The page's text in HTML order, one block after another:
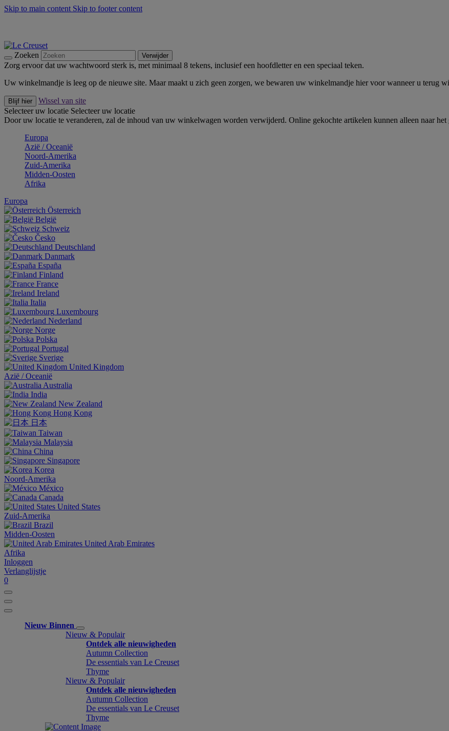
Skip to main content Skip to footer content
Zoeken Verwijder
Zorg ervoor dat uw wachtwoord sterk is, met minimaal 8 tekens, inclusief een hoofdletter en een speciaal teken.
Uw winkelmandje is leeg op de nieuwe site. Maar maakt u zich geen zorgen, we bewaren uw winkelmandje hier voor wanneer u terug
Blijf hier
Wissel van site
Selecteer uw locatie Selecteer uw locatie
Door uw locatie te veranderen, zal de inhoud van uw winkelwagen worden verwijderd. Online gekochte artikelen kunnen alleen naar het
Europa
Aziё / Oceaniё
Noord-Amerika
Zuid-Amerika
Midden-Oosten
Afrika
Europa
Österreich
België
Schweiz
Česko
Deutschland
Danmark
España
Finland
France
Ireland
Italia
Luxembourg
Nederland
Norge
Polska
Portugal
Sverige
United Kingdom
Aziё / Oceaniё
Australia
India
New Zealand
Hong Kong
日本
Taiwan
Malaysia
China
Singapore
Korea
Noord-Amerika
México
Canada
United States
Zuid-Amerika
Brazil
Midden-Oosten
United Arab Emirates
Afrika
Inloggen
Verlanglijstje
0
Nieuw Binnen
Nieuw & Populair
Ontdek alle nieuwigheden
Autumn Collection
De essentials van Le Creuset
Thyme
Nieuw & Populair
Ontdek alle nieuwigheden
Autumn Collection
De essentials van Le Creuset
Thyme